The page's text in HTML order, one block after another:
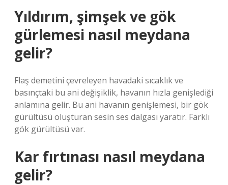
Yıldırım, şimşek ve gök
gürlemesi nasıl meydana
gelir?
Flaş demetini çevreleyen havadaki sıcaklık ve
basınçtaki bu ani değişiklik, havanın hızla genişlediği
anlamına gelir. Bu ani havanın genişlemesi, bir gök
gürültüsü oluşturan sesin ses dalgası yaratır. Farklı
gök gürültüsü var.
Kar fırtınası nasıl meydana
gelir?